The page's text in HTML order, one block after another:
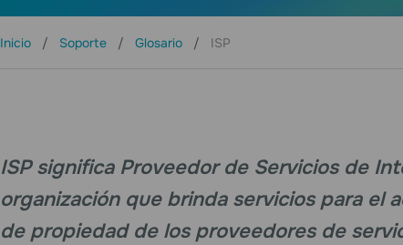
Inicio Soporte Glosario ISP
ISP significa Proveedor de Servicios de
organización que brinda servicios para el
de propiedad de los proveedores de